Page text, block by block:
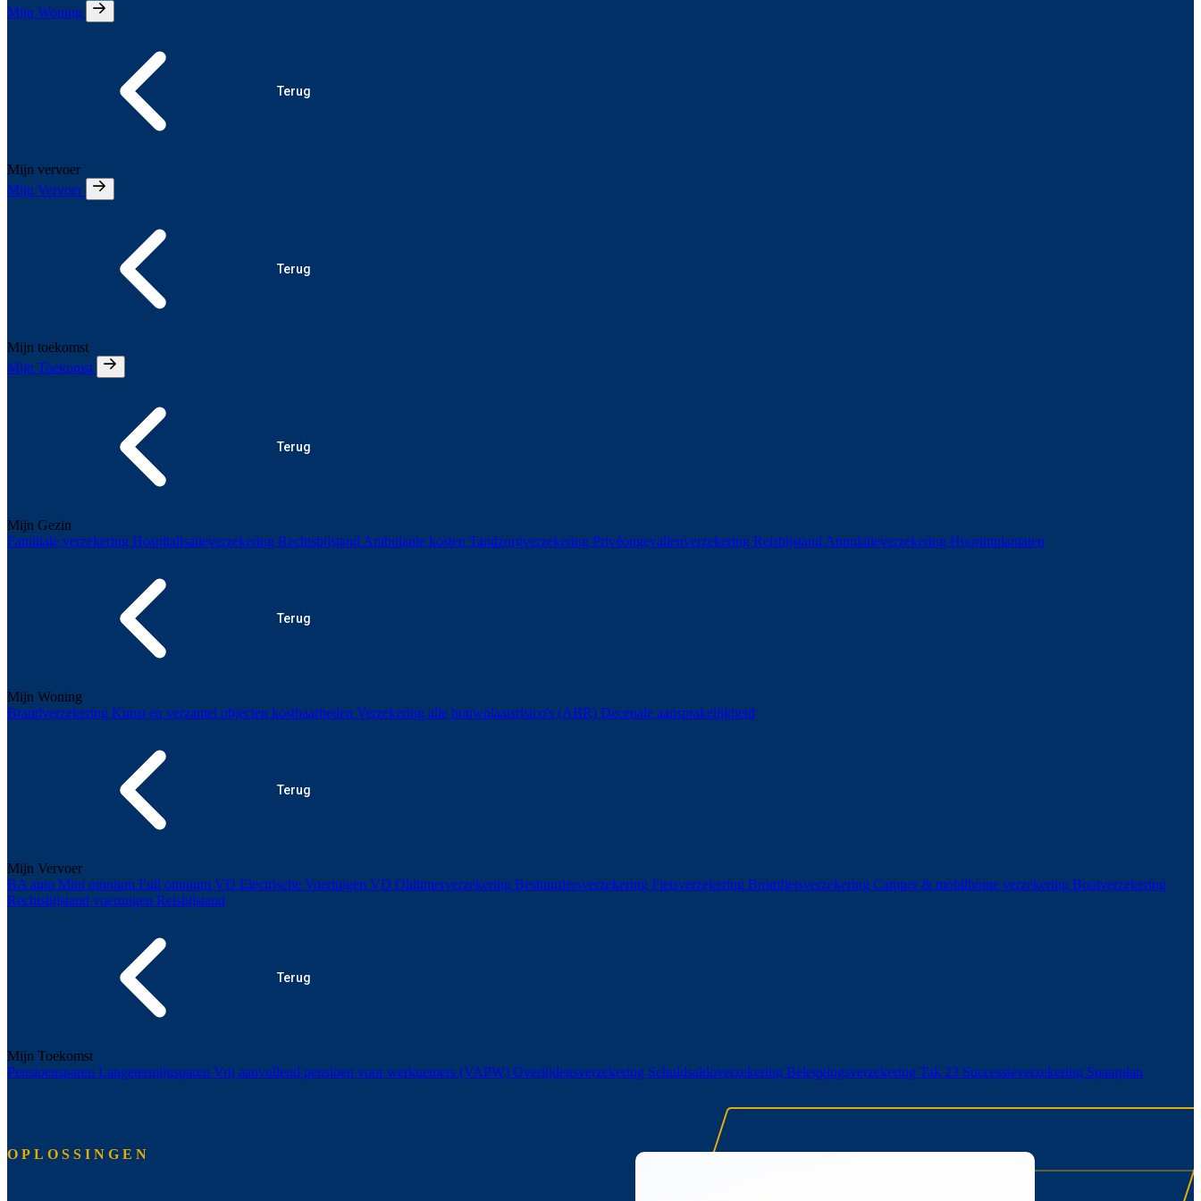
Mijn Woning
Terug
Mijn vervoer
Mijn Vervoer
Terug
Mijn toekomst
Mijn Toekomst
Terug
Mijn Gezin
Familiale verzekering Hospitalisatieverzekering Rechtsbijstand Ambulante kosten Tandzorgverzekering Privéongevallenverzekering Reisbijstand Annulatieverzekering Hoorimplantaten
Terug
Mijn Woning
Brandverzekering Kunst en verzamel objecten kostbaarheden Verzekering alle bouwplaatsrisico's (ABR) Decenale aansprakelijkheid
Terug
Mijn Vervoer
BA auto Mini omnium Full omnium VD Electrische Voertuigen VD Oldtimerverzekering Bestuurdersverzekering Fietsverzekering Bromfietsverzekering Camper & mobilhome verzekering Bootverzekering
Rechtsbijstand voertuigen Reisbijstand
Terug
Mijn Toekomst
Pensioensparen Langetermijnsparen Vrij aanvullend pensioen voor werknemers (VAPW) Overlijdensverzekering Schuldsaldoverzekering Beleggingsverzekering Tak 23 Successieverzekering Spaarplan
OPLOSSINGEN